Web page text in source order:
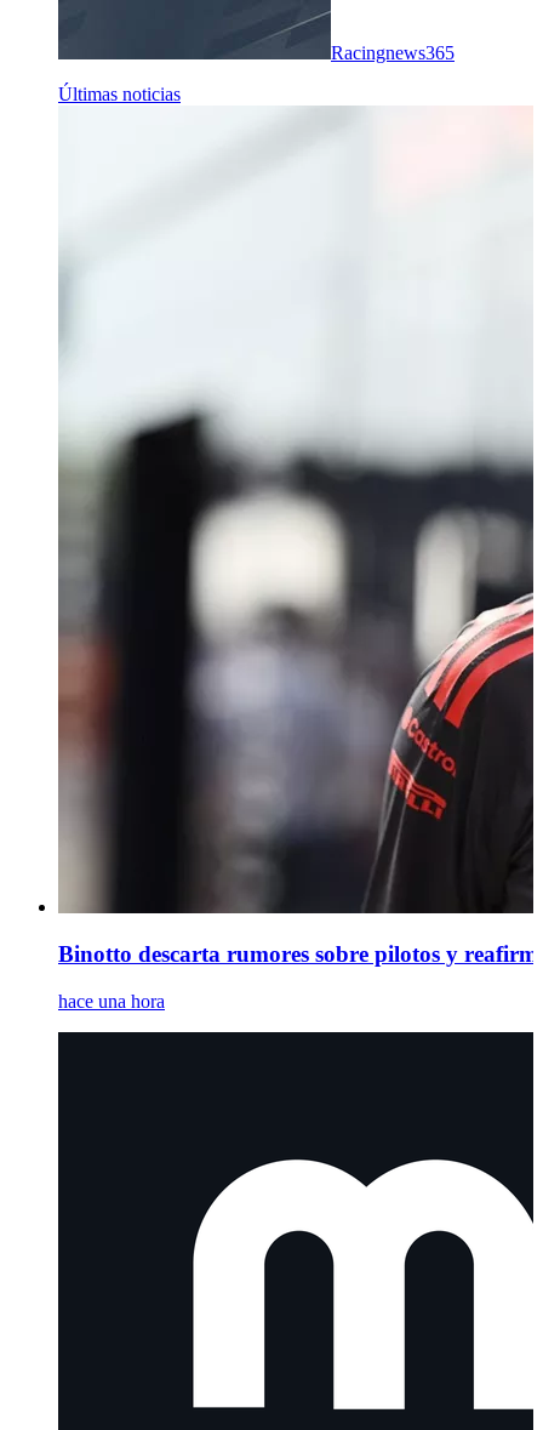
Racingnews365
Últimas noticias
Binotto descarta rumores sobre pilotos y
hace una hora